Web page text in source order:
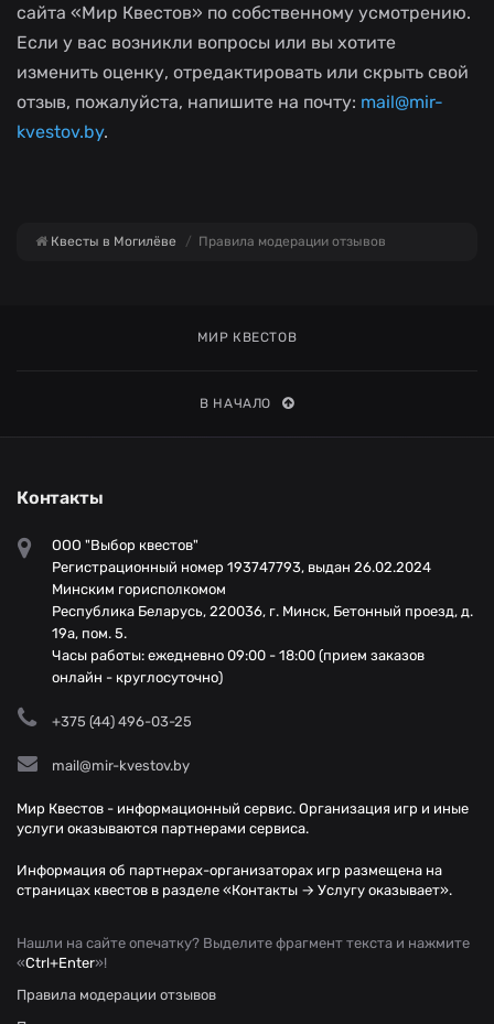
сайта «Мир Квестов» по собственному усмотрению.
Если у вас возникли вопросы или вы хотите
изменить оценку, отредактировать или скрыть свой
отзыв, пожалуйста, напишите на почту: mail@mir-
kvestov.by.
Квесты в Могилёве Правила модерации отзывов
МИР КВЕСТОВ
В НАЧАЛО
Контакты
ООО "Выбор квестов"
Регистрационный номер 193747793, выдан 26.02.2024
Минским горисполкомом
Республика Беларусь, 220036, г. Минск, Бетонный проезд, д.
19а, пом. 5.
Часы работы: ежедневно 09:00 - 18:00 (прием заказов
онлайн - круглосуточно)
+375 (44) 496-03-25
mail@mir-kvestov.by
Мир Квестов - информационный сервис. Организация игр и иные
услуги оказываются партнерами сервиса.
Информация об партнерах-организаторах игр размещена на
страницах квестов в разделе «Контакты → Услугу оказывает».
Нашли на сайте опечатку? Выделите фрагмент текста и нажмите
«Ctrl+Enter»!
Правила модерации отзывов